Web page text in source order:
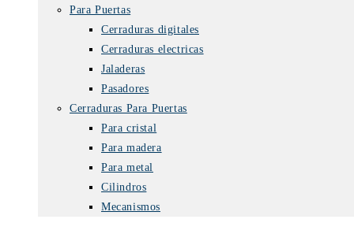
Para Puertas
Cerraduras digitales
Cerraduras electricas
Jaladeras
Pasadores
Cerraduras Para Puertas
Para cristal
Para madera
Para metal
Cilindros
Mecanismos